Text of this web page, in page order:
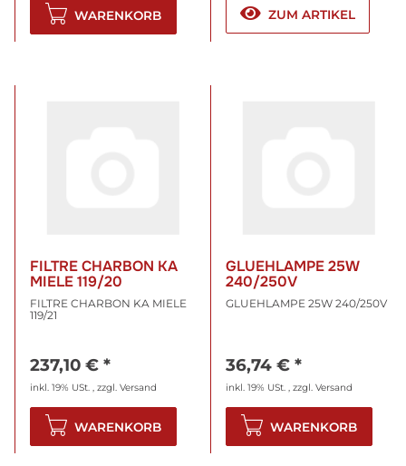
WARENKORB ZUM ARTIKEL
FILTRE CHARBON KA
MIELE 119/20
FILTRE CHARBON KA MIELE
119/21
237,10 € *
inkl. 19% USt. , zzgl. Versand
WARENKORB
GLUEHLAMPE 25W
240/250V
GLUEHLAMPE 25W 240/250V
36,74 € *
inkl. 19% USt. , zzgl. Versand
WARENKORB